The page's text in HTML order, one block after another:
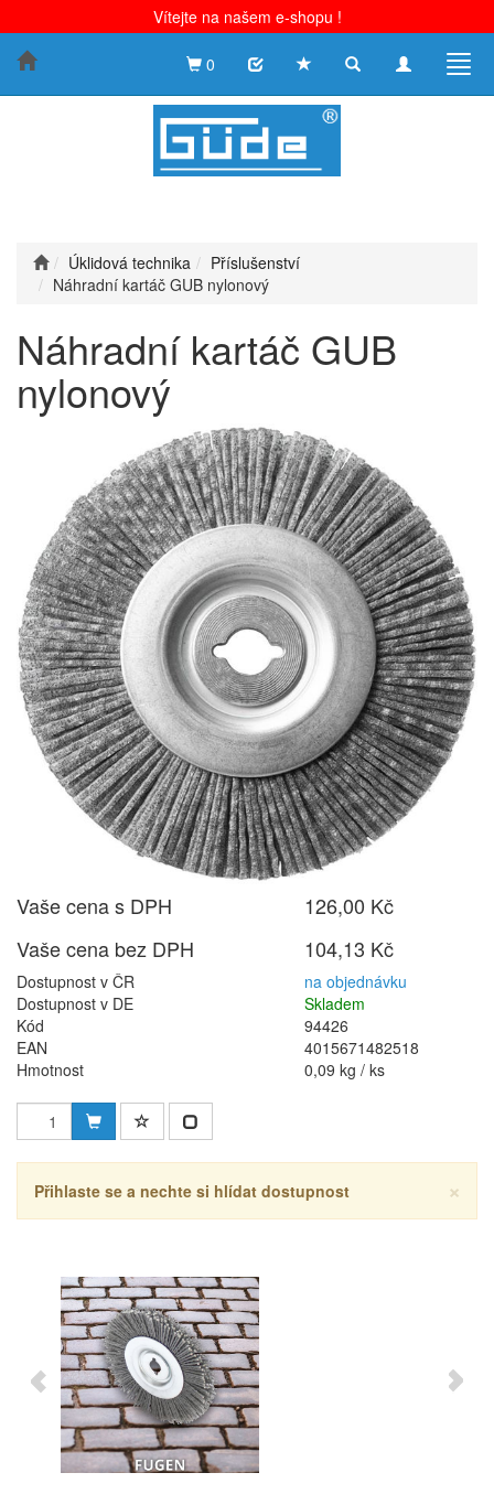
Vítejte na našem e-shopu !
Toggle
Toggle
0
Úklidová technika
Příslušenství
Náhradní kartáč GUB nylonový
Náhradní kartáč GUB
nylonový
Vaše cena s DPH
126,00 Kč
Vaše cena bez DPH
104,13 Kč
Dostupnost v ČR
na objednávku
Dostupnost v DE
Skladem
Kód
94426
EAN
4015671482518
Hmotnost
0,09 kg / ks
×
Přihlaste se a nechte si hlídat dostupnost